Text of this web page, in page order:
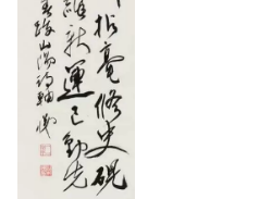
繁體中文